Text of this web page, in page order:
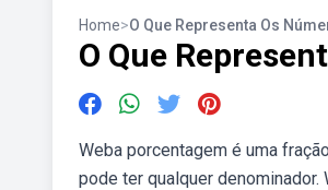
Home>O Que Representa Os
O Que
Weba porcentagem é uma
pode ter qualquer